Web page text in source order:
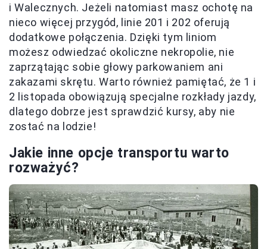
i Walecznych. Jeżeli natomiast masz ochotę na
nieco więcej przygód, linie 201 i 202 oferują
dodatkowe połączenia. Dzięki tym liniom
możesz odwiedzać okoliczne nekropolie, nie
zaprzątając sobie głowy parkowaniem ani
zakazami skrętu. Warto również pamiętać, że 1 i
2 listopada obowiązują specjalne rozkłady jazdy,
dlatego dobrze jest sprawdzić kursy, aby nie
zostać na lodzie!
Jakie inne opcje transportu warto
rozważyć?